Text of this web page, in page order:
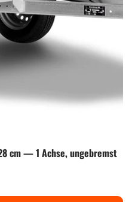
cm — 1 Achse, ungebremst